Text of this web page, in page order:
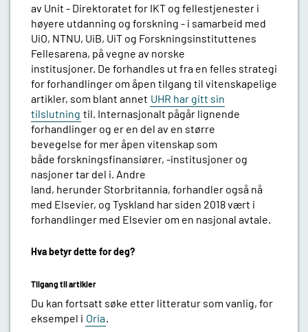
av Unit - Direktoratet for IKT og fellestjenester i
høyere utdanning og forskning - i samarbeid med
UiO, NTNU, UiB, UiT og Forskningsinstituttenes
Fellesarena, på vegne av norske
institusjoner. De forhandles ut fra en felles strategi
for forhandlinger om åpen tilgang til vitenskapelige
artikler, som blant annet UHR har gitt sin
tilslutning til. Internasjonalt pågår lignende
forhandlinger og er en del av en større
bevegelse for mer åpen vitenskap som
både forskningsfinansiører, -institusjoner og
nasjoner tar del i. Andre
land, herunder Storbritannia, forhandler også nå
med Elsevier, og Tyskland har siden 2018 vært i
forhandlinger med Elsevier om en nasjonal avtale.
Hva betyr dette for deg?
Tilgang til artikler
Du kan fortsatt søke etter litteratur som vanlig, for
eksempel i Oria.